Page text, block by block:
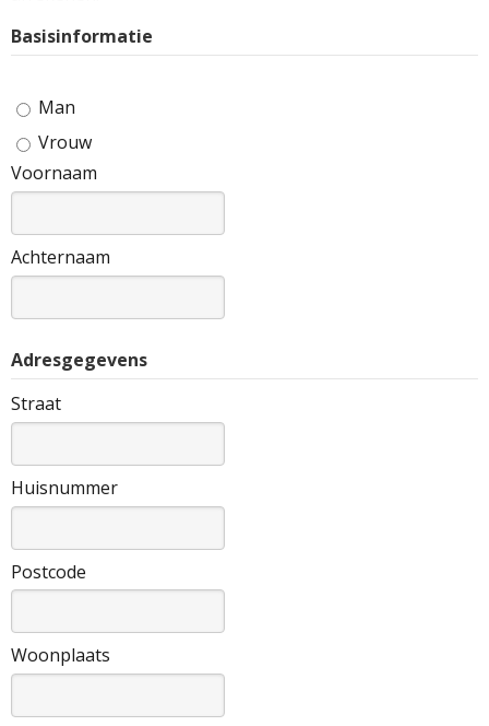
Basisinformatie
Man
Vrouw
Voornaam
Achternaam
Adresgegevens
Straat
Huisnummer
Postcode
Woonplaats